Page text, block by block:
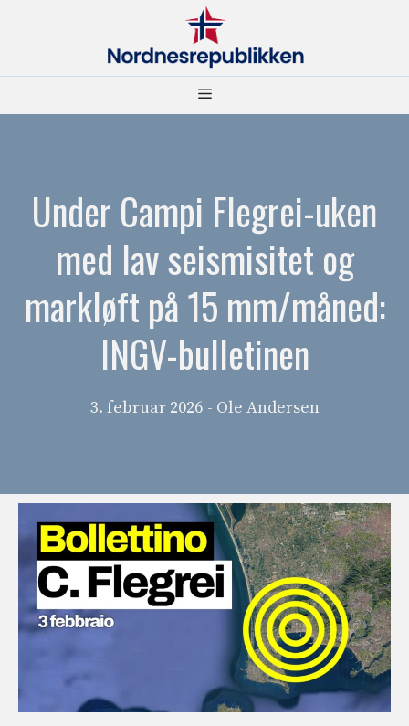
Meny
Under Campi Flegrei-uken
med lav seismisitet og
markløft på 15 mm/måned:
INGV-bulletinen
3. februar 2026 - Ole Andersen